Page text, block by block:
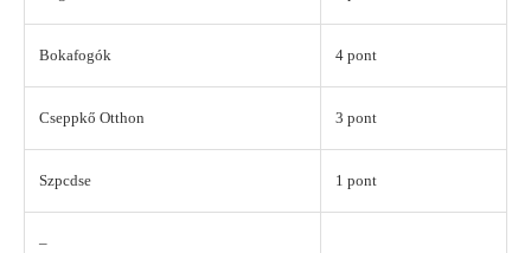
Bokafogók 4 pont
Cseppkő Otthon 3 pont
Szpcdse 1 pont
–